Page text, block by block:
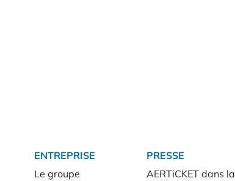
ENTREPRISE
Le groupe
PRESSE
AERTiCKET dans la